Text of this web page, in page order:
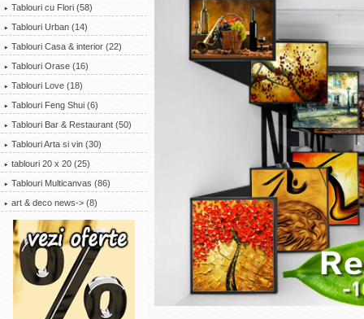
Tablouri cu Flori (58)
Tablouri Urban (14)
Tablouri Casa & interior (22)
Tablouri Orase (16)
Tablouri Love (18)
Tablouri Feng Shui (6)
Tablouri Bar & Restaurant (50)
Tablouri Arta si vin (30)
tablouri 20 x 20 (25)
Tablouri Multicanvas (86)
art & deco news-> (8)